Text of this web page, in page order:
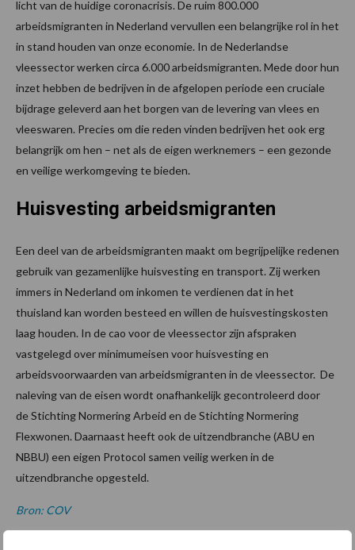
licht van de huidige coronacrisis. De ruim 800.000
arbeidsmigranten in Nederland vervullen een belangrijke rol in het
in stand houden van onze economie. In de Nederlandse
vleessector werken circa 6.000 arbeidsmigranten. Mede door hun
inzet hebben de bedrijven in de afgelopen periode een cruciale
bijdrage geleverd aan het borgen van de levering van vlees en
vleeswaren. Precies om die reden vinden bedrijven het ook erg
belangrijk om hen – net als de eigen werknemers – een gezonde
en veilige werkomgeving te bieden.
Huisvesting arbeidsmigranten
Een deel van de arbeidsmigranten maakt om begrijpelijke redenen
gebruik van gezamenlijke huisvesting en transport. Zij werken
immers in Nederland om inkomen te verdienen dat in het
thuisland kan worden besteed en willen de huisvestingskosten
laag houden. In de cao voor de vleessector zijn afspraken
vastgelegd over minimumeisen voor huisvesting en
arbeidsvoorwaarden van arbeidsmigranten in de vleessector. De
naleving van de eisen wordt onafhankelijk gecontroleerd door
de Stichting Normering Arbeid en de Stichting Normering
Flexwonen. Daarnaast heeft ook de uitzendbranche (ABU en
NBBU) een eigen Protocol samen veilig werken in de
uitzendbranche opgesteld.
Bron: COV